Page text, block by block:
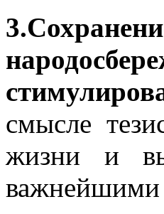
смысле
жизни и
важнейшими